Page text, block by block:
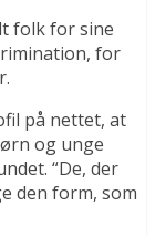
folk for sine
for
på nettet, at
og unge
“De, der
den form, som